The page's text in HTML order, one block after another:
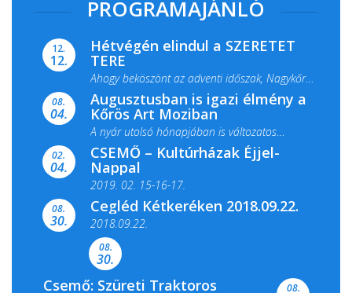
PROGRAMAJÁNLÓ
12.
12.
Hétvégén elindul a SZERETET
TERE
Ahogy beköszönt az adventi időszak, Nagykőrös
ismét megtelik ünnepi fénnyel és közös...
08.
04.
Augusztusban is igazi élmény a
Kőrös Art Moziban
A nyár utolsó hónapjában is változatos
filmkínálattal, családi...
02.
04.
CSEMŐ – Kultúrházak Éjjel-
Nappal
2019. 02. 15-16-17.
Színes és tartalmas programokkal várja a
Csemői Községi Könyvtár és...
08.
30.
Cegléd Kétkeréken 2018.09.22.
2018.09.22.
08.
30.
Csemő: Szüreti Traktoros 08.